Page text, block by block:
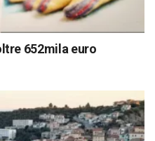
652mila euro